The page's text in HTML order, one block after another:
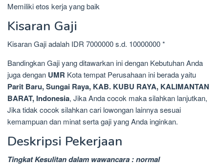
Memiliki etos kerja yang baik
Kisaran Gaji
Kisaran Gaji adalah IDR 7000000 s.d. 10000000 *
Bandingkan Gaji yang ditawarkan ini dengan Kebutuhan Anda
juga dengan UMR Kota tempat Perusahaan ini berada yaitu
Parit Baru, Sungai Raya, KAB. KUBU RAYA, KALIMANTAN
BARAT, Indonesia, Jika Anda cocok maka silahkan lanjutkan,
Jika tidak cocok silahkan cari lowongan lainnya sesuai
kemampuan dan minat serta gaji yang Anda inginkan.
Deskripsi Pekerjaan
Tingkat Kesulitan dalam wawancara : normal